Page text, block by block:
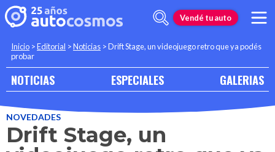
Vendé tu auto
Inicio >Editorial >Noticias >Drift Stage, un videojuego retro que ya podés
probar
NOTICIAS ESPECIALES GALERIAS
NOVEDADES
Drift Stage, un